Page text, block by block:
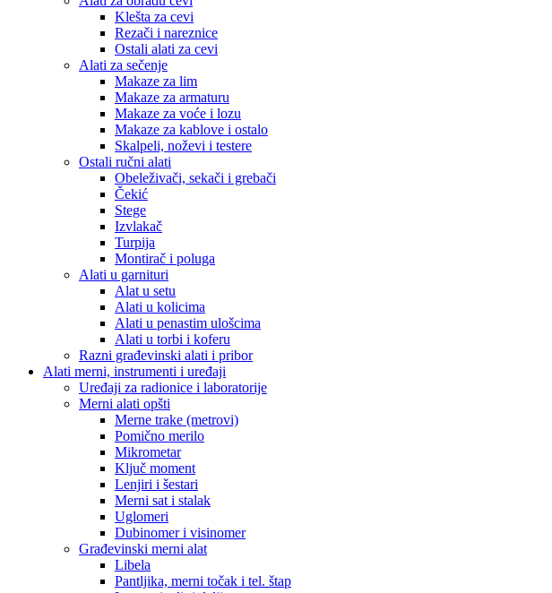
Klešta za cevi
Rezači i nareznice
Ostali alati za cevi
Alati za sečenje
Makaze za lim
Makaze za armaturu
Makaze za voće i lozu
Makaze za kablove i ostalo
Skalpeli, noževi i testere
Ostali ručni alati
Obeleživači, sekači i grebači
Čekić
Stege
Izvlakač
Turpija
Montirač i poluga
Alati u garnituri
Alat u setu
Alati u kolicima
Alati u penastim ulošcima
Alati u torbi i koferu
Razni građevinski alati i pribor
Alati merni, instrumenti i uređaji
Uređaji za radionice i laboratorije
Merni alati opšti
Merne trake (metrovi)
Pomično merilo
Mikrometar
Ključ moment
Lenjiri i šestari
Merni sat i stalak
Uglomeri
Dubinomer i visinomer
Građevinski merni alat
Libela
Pantljika, merni točak i tel. štap